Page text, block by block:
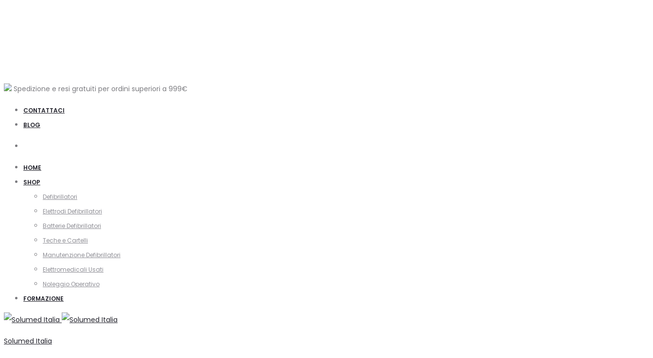
Spedizione e resi gratuiti per ordini superiori a 999€
CONTATTACI
BLOG
HOME
SHOP
Defibrillatori
Elettrodi Defibrillatori
Batterie Defibrillatori
Teche e Cartelli
Manutenzione Defibrillatori
Elettromedicali Usati
Noleggio Operativo
FORMAZIONE
Solumed Italia